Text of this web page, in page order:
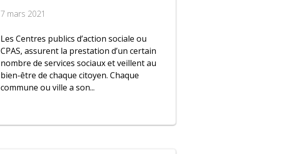
7 mars 2021
Les Centres publics d’action sociale ou
CPAS, assurent la prestation d’un certain
nombre de services sociaux et veillent au
bien-être de chaque citoyen. Chaque
commune ou ville a son...